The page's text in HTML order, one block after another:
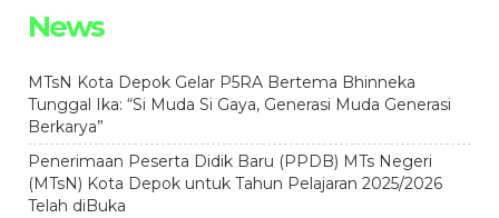
News
MTsN Kota Depok Gelar P5RA Bertema Bhinneka
Tunggal Ika: “Si Muda Si Gaya, Generasi Muda Generasi
Berkarya”
Penerimaan Peserta Didik Baru (PPDB) MTs Negeri
(MTsN) Kota Depok untuk Tahun Pelajaran 2025/2026
Telah diBuka